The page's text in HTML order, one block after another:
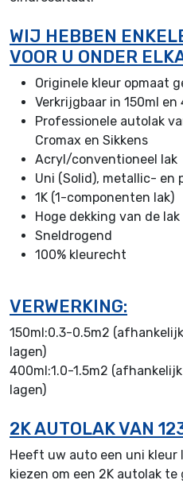
WIJ HEBBEN
VOOR U ONDER
Originele kleur opmaat
Verkrijgbaar in 150ml
Professionele autolak
Cromax en Sikkens
Acryl/conventioneel lak
Uni (Solid), metallic- en
1K (1-componenten lak)
Hoge dekking van de lak
Sneldrogend
100% kleurecht
VERWERKING:
150ml:0.3-0.5m2
lagen)
400ml:1.0-1.5m2
lagen)
2K AUTOLAK VAN
Heeft uw auto een uni kleur
kiezen om een 2K autolak te